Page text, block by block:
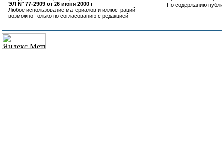
ЭЛ N° 77-2909 от 26 июня 2000 г
Любое использование материалов и иллюстраций
возможно только по согласованию с редакцией
По содержанию